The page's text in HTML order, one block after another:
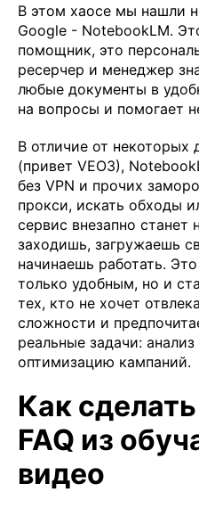
В этом хаосе мы нашли
Google - NotebookLM.
помощник, это
ресерчер и менеджер
любые документы в
на вопросы и помогает
В отличие от некоторых
(привет VEO3),
без VPN и прочих
прокси, искать обходы
сервис внезапно станет
заходишь, загружаешь
начинаешь работать.
только удобным, но и
тех, кто не хочет
сложности и
реальные задачи:
оптимизацию кампаний.
Как
FAQ из
видео